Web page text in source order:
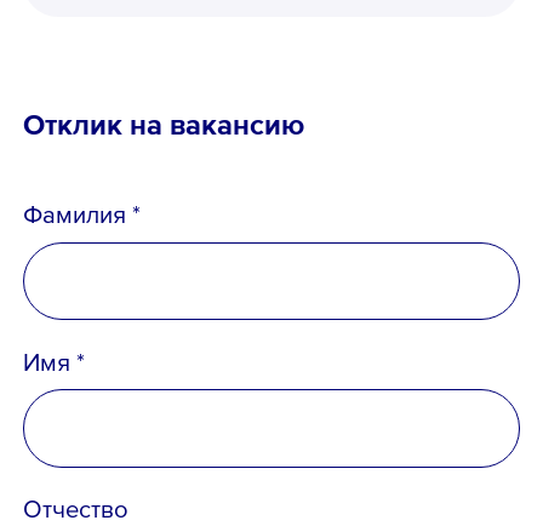
Телефон *
Отклик на вакансию
Фамилия *
Имя *
Отчество